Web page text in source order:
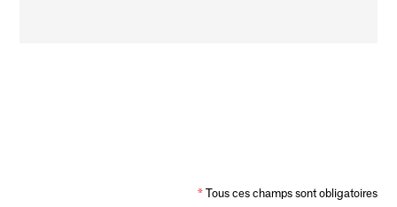
*Tous ces champs sont obligatoires